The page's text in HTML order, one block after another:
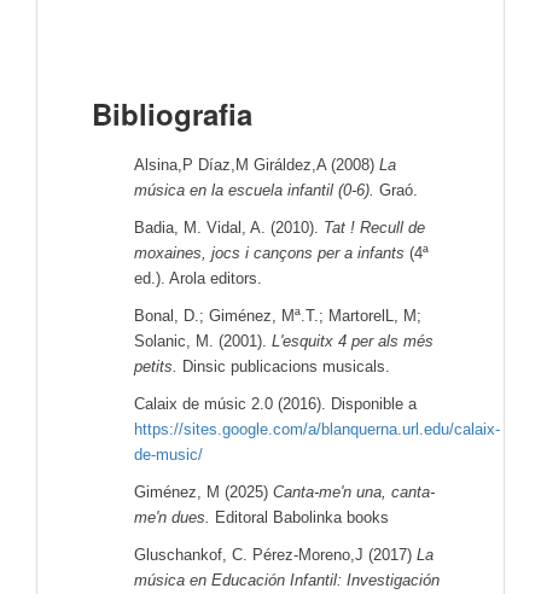
Bibliografia
Alsina,P Díaz,M Giráldez,A (2008) La
música en la escuela infantil (0-6). Graó.
Badia, M. Vidal, A. (2010). Tat ! Recull de
moxaines, jocs i cançons per a infants (4ª
ed.). Arola editors.
Bonal, D.; Giménez, Mª.T.; MartorelL, M;
Solanic, M. (2001). L'esquitx 4 per als més
petits.
Dinsic publicacions musicals.
Calaix de músic 2.0 (2016). Disponible a
https://sites.google.com/a/blanquerna.url.edu/calaix-
de-music/
Giménez, M (2025) Canta-me'n una, canta-
me'n dues.
Editoral Babolinka books
Gluschankof, C. Pérez-Moreno,J (2017) La
música en Educación Infantil: Investigación